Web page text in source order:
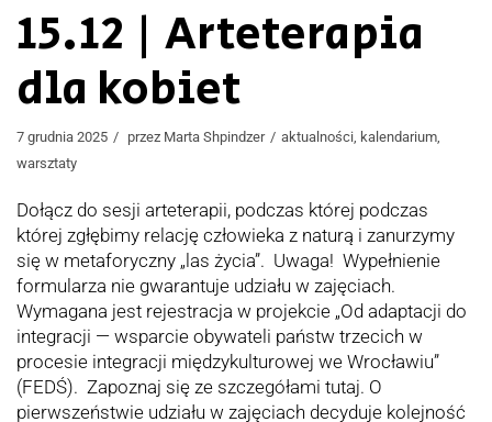
15.12 | Arteterapia
dla kobiet
7 grudnia 2025 przez Marta Shpindzer aktualności, kalendarium,
warsztaty
Dołącz do sesji arteterapii, podczas której podczas
której zgłębimy relację człowieka z naturą i zanurzymy
się w metaforyczny „las życia”. Uwaga! Wypełnienie
formularza nie gwarantuje udziału w zajęciach.
Wymagana jest rejestracja w projekcie „Od adaptacji do
integracji — wsparcie obywateli państw trzecich w
procesie integracji międzykulturowej we Wrocławiu”
(FEDŚ). Zapoznaj się ze szczegółami tutaj. O
pierwszeństwie udziału w zajęciach decyduje kolejność